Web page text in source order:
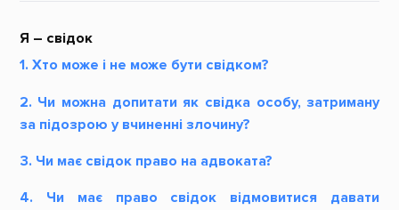
Я – свідок
1. Хто може і не може бути свідком?
2. Чи можна допитати як свідка особу, затриману
за підозрою у вчиненні злочину?
3. Чи має свідок право на адвоката?
4. Чи має право свідок відмовитися давати